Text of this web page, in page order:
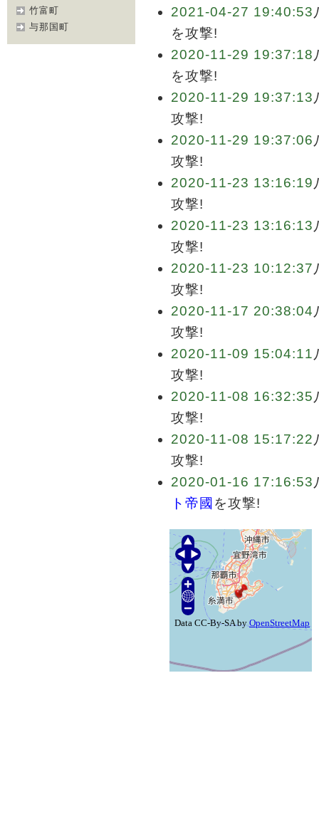
竹富町
与那国町
2021-04-27 19:40:53
を攻撃!
2020-11-29 19:37:18
を攻撃!
2020-11-29 19:37:13
攻撃!
2020-11-29 19:37:06
攻撃!
2020-11-23 13:16:19
攻撃!
2020-11-23 13:16:13
攻撃!
2020-11-23 10:12:37
攻撃!
2020-11-17 20:38:04
攻撃!
2020-11-09 15:04:11
攻撃!
2020-11-08 16:32:35
攻撃!
2020-11-08 15:17:22
攻撃!
2020-01-16 17:16:53
ト帝國 を攻撃!